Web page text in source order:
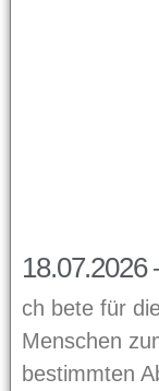
18.07.2026
ch bete für
Menschen
bestimmten